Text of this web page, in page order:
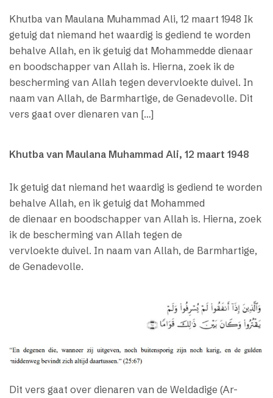
Khutba van Maulana Muhammad Ali, 12 maart 1948 Ik
getuig dat niemand het waardig is gediend te worden
behalve Allah, en ik getuig dat Mohammedde dienaar
en boodschapper van Allah is. Hierna, zoek ik de
bescherming van Allah tegen devervloekte duivel. In
naam van Allah, de Barmhartige, de Genadevolle. Dit
vers gaat over dienaren van […]
Khutba van Maulana Muhammad Ali, 12 maart 1948
Ik getuig dat niemand het waardig is gediend te worden
behalve Allah, en ik getuig dat Mohammed
de dienaar en boodschapper van Allah is. Hierna, zoek
ik de bescherming van Allah tegen de
vervloekte duivel. In naam van Allah, de Barmhartige,
de Genadevolle.
Dit vers gaat over dienaren van de Weldadige (Ar-